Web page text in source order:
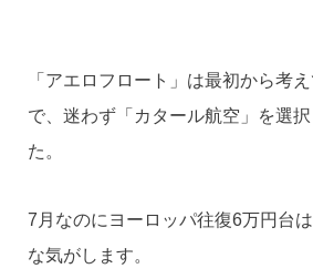
「アエロフロート」は最初から考
で、迷わず「カタール航空」を選
た。
7月なのにヨーロッパ往復6万円台
な気がします。